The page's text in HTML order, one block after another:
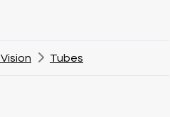
Tubes